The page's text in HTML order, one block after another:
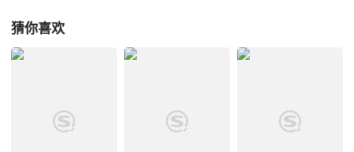
猜你喜欢